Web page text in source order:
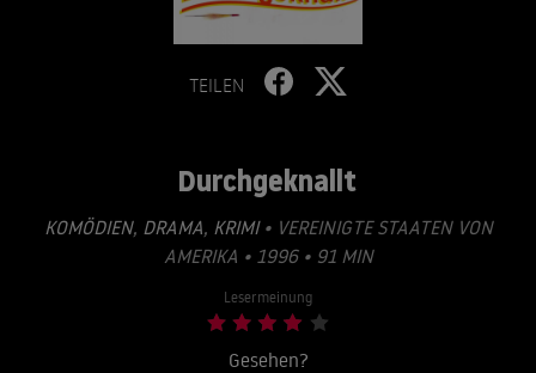
TEILEN
Durchgeknallt
KOMÖDIEN, DRAMA, KRIMI• VEREINIGTE STAATEN VON
AMERIKA • 1996 • 91 MIN
Lesermeinung
Gesehen?